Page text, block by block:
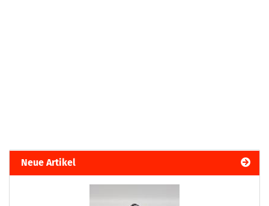
Neue Artikel